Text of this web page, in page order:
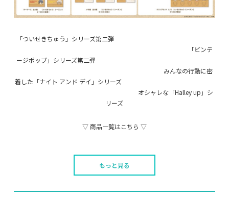
「ついせきちゅう」シリーズ第二弾
「ビンテ
ージポップ」シリーズ第二弾
みんなの行動に密
着した「ナイト アンド デイ」シリーズ
オシャレな「Halley up」シ
リーズ
▽ 商品一覧はこちら ▽
もっと見る